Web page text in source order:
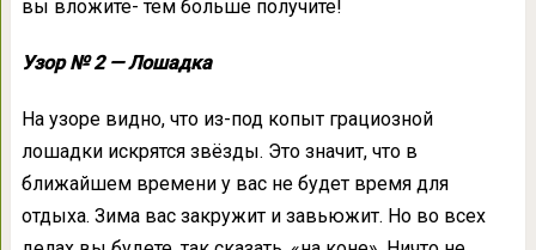
вы вложите- тем больше получите!
Узор № 2 — Лошадка
На узоре видно, что из-под копыт грациозной
лошадки искрятся звёзды. Это значит, что в
ближайшем времени у вас не будет время для
отдыха. Зима вас закружит и завьюжит. Но во всех